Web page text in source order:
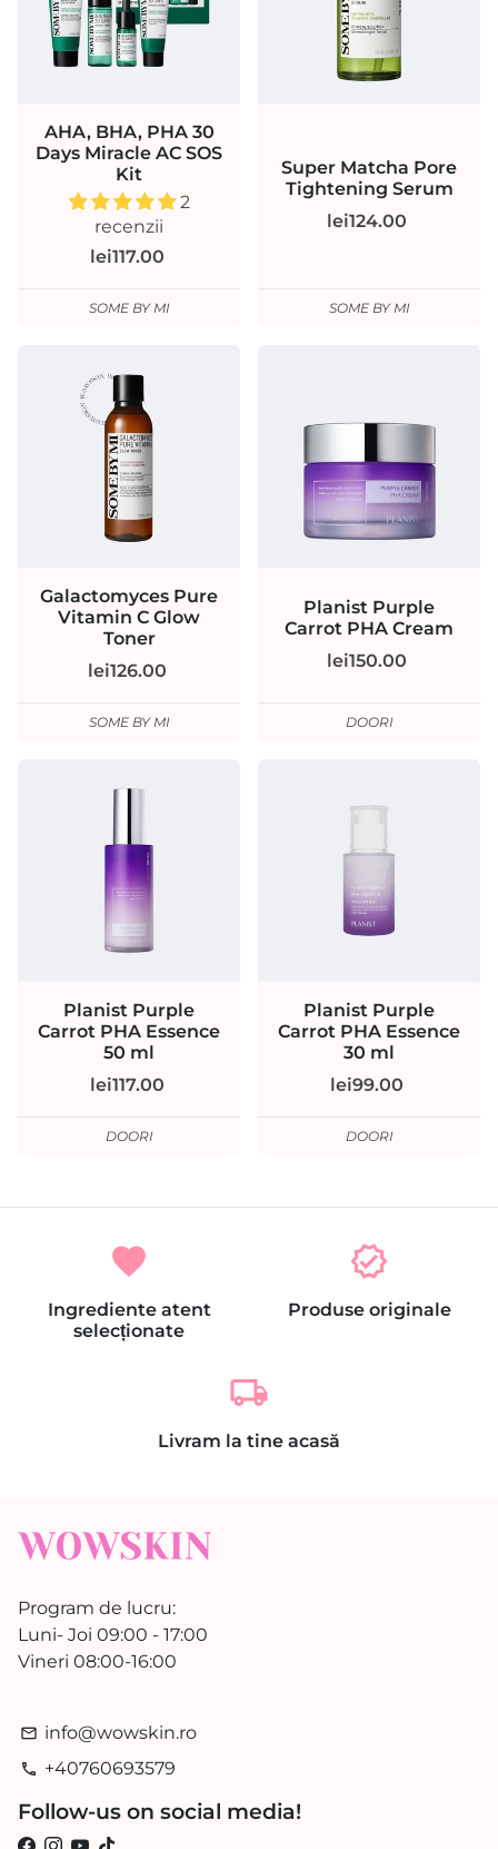
AHA, BHA, PHA 30
Days Miracle AC SOS
Kit
2
recenzii
lei117.00
SOME BY MI
Super Matcha Pore
Tightening Serum
lei124.00
SOME BY MI
Galactomyces Pure
Vitamin C Glow
Toner
lei126.00
SOME BY MI
Planist Purple
Carrot PHA Cream
lei150.00
DOORI
Planist Purple
Carrot PHA Essence
50 ml
lei117.00
DOORI
Planist Purple
Carrot PHA Essence
30 ml
lei99.00
DOORI
favorite
Ingrediente atent
selecționate
verified
Produse originale
local_shipping
Livram la tine acasă
Program de lucru:
Luni- Joi 09:00 - 17:00
Vineri 08:00-16:00
email info@wowskin.ro
phone +40760693579
Follow-us on social media!